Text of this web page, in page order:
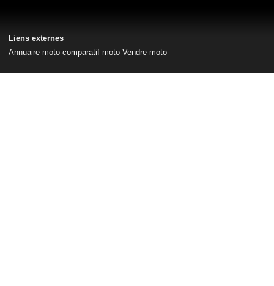
Liens externes
Annuaire moto comparatif moto Vendre moto